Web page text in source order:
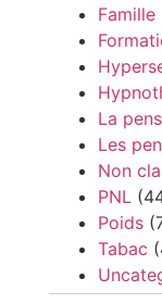
Famille
La
Les
Non
PNL
Poids
Tabac